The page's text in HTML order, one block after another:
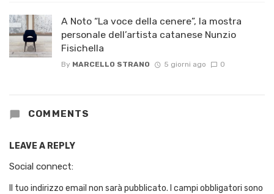
A Noto “La voce della cenere”, la mostra
personale dell’artista catanese Nunzio
Fisichella
By MARCELLO STRANO 5 giorni ago 0
COMMENTS
LEAVE A REPLY
Social connect:
Il tuo indirizzo email non sarà pubblicato. I campi obbligatori sono